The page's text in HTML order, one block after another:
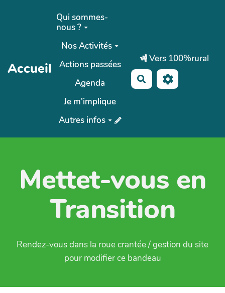
Aller au contenu principal
Accueil
Qui sommes-
nous ?
Nos Activités
Actions passées
Agenda
Je m'implique
Autres infos
Vers 100%rural
Rechercher
Mettet-vous en
Transition
Rendez-vous dans la roue crantée / gestion du site
pour modifier ce bandeau